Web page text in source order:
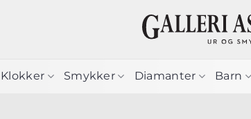
Klokker Smykker Diamanter Barn